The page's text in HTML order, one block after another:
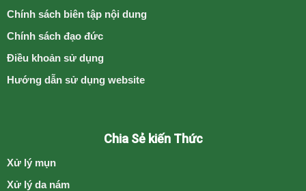
Chính sách biên tập nội dung
Chính sách đạo đức
Điều khoản sử dụng
Hướng dẫn sử dụng website
Chia Sẻ kiến Thức
Xử lý mụn
Xử lý da nám